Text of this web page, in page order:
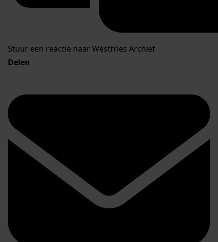
Stuur een reactie naar Westfries Archief
Delen